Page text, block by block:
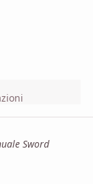
Sword